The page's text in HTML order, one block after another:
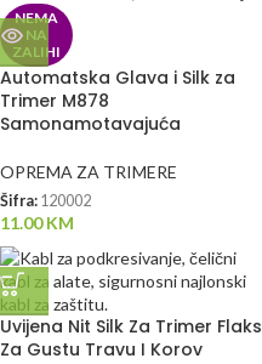
NEMA
NA
ZALIHI
Automatska Glava i Silk za
Trimer M878
Samonamotavajuća
OPREMA ZA TRIMERE
Šifra: 120002
11.00KM
Uvijena Nit Silk Za Trimer Flaks
Za Gustu Travu I Korov